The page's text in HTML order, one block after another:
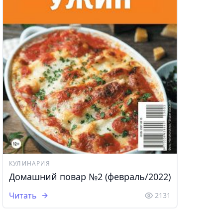
КУЛИНАРИЯ
Домашний повар №2 (февраль/2022)
Читать 2131